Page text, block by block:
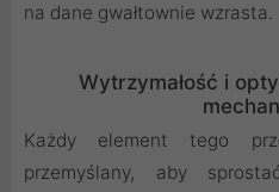
na dane gwałtownie wzrasta.
Wytrzymałość i
Każdy element tego
przemyślany, aby